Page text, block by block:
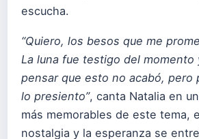
escucha.
“Quiero, los besos que me
La luna fue testigo del momento
pensar que esto no acabó, pero
lo presiento”, canta Natalia en
más memorables de este tema,
nostalgia y la esperanza se